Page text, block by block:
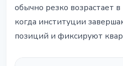
обычно резко возрастает в
когда институции
позиций и фиксируют